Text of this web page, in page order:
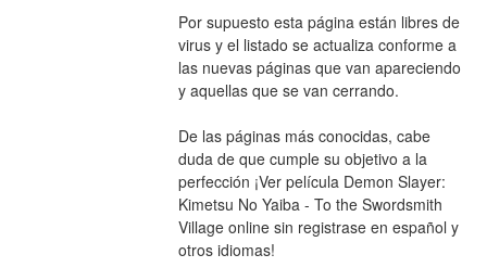
Por supuesto esta página están libres de
virus y el listado se actualiza conforme a
las nuevas páginas que van apareciendo
y aquellas que se van cerrando.
De las páginas más conocidas, cabe
duda de que cumple su objetivo a la
perfección ¡Ver película Demon Slayer:
Kimetsu No Yaiba - To the Swordsmith
Village online sin registrase en español y
otros idiomas!